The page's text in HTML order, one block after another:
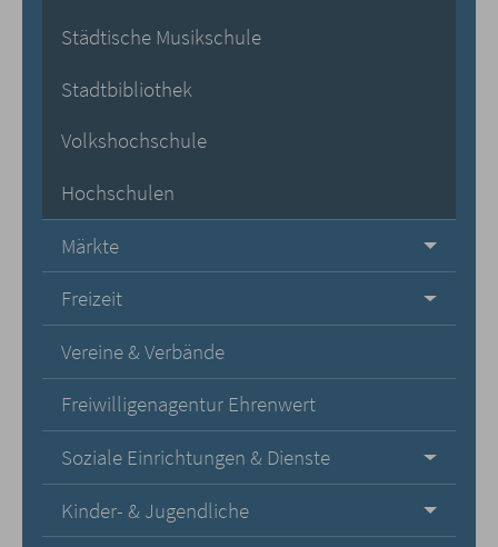
Städtische Musikschule
Stadtbibliothek
Volkshochschule
Hochschulen
Märkte
Freizeit
Vereine & Verbände
Freiwilligenagentur Ehrenwert
Soziale Einrichtungen & Dienste
Kinder- & Jugendliche